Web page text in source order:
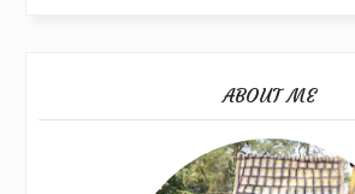
ABOUT ME